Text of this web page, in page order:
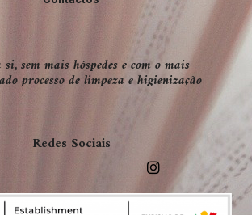
sem mais hóspedes e com o mais
processo de limpeza e higienização
Redes Sociais